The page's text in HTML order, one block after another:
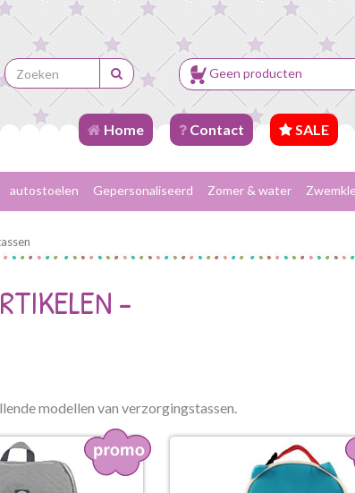
Geen producten
Home Contact SALE
autostoelen Gepersonaliseerd Zomer & water
-
modellen van verzorgingstassen.